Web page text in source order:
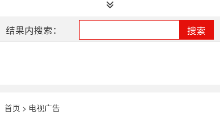
站）
四川
辽宁
山西
海南 陕西
甘肃
结果内搜索： 搜索
首页 > 电视广告